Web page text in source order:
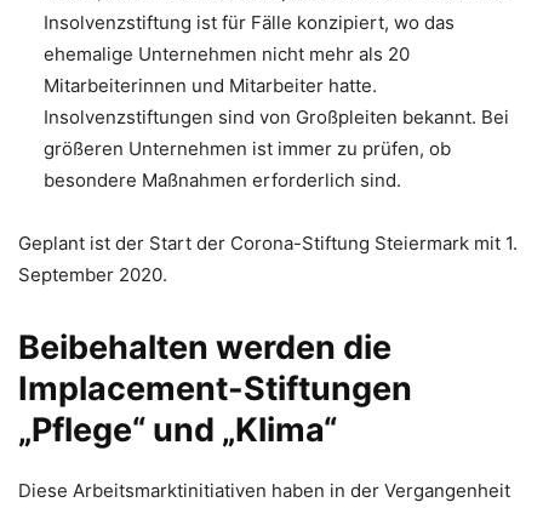
Insolvenzstiftung ist für Fälle konzipiert, wo das
ehemalige Unternehmen nicht mehr als 20
Mitarbeiterinnen und Mitarbeiter hatte.
Insolvenzstiftungen sind von Großpleiten bekannt. Bei
größeren Unternehmen ist immer zu prüfen, ob
besondere Maßnahmen erforderlich sind.
Geplant ist der Start der Corona-Stiftung Steiermark mit 1.
September 2020.
Beibehalten werden die
Implacement-Stiftungen
„Pflege“ und „Klima“
Diese Arbeitsmarktinitiativen haben in der Vergangenheit